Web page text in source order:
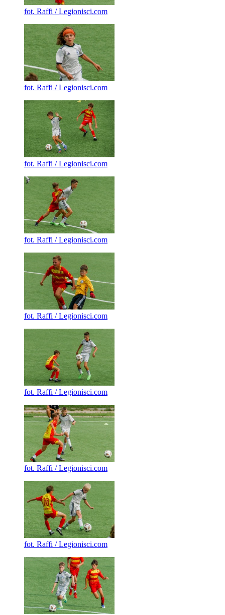
fot. Raffi / Legionisci.com
fot. Raffi / Legionisci.com
fot. Raffi / Legionisci.com
fot. Raffi / Legionisci.com
fot. Raffi / Legionisci.com
fot. Raffi / Legionisci.com
fot. Raffi / Legionisci.com
fot. Raffi / Legionisci.com